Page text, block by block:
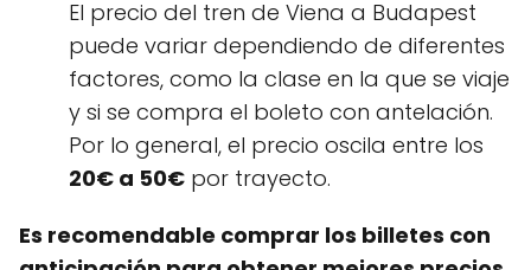
El precio del tren de Viena a Budapest
puede variar dependiendo de diferentes
factores, como la clase en la que se viaje
y si se compra el boleto con antelación.
Por lo general, el precio oscila entre los
20€ a 50€ por trayecto.
Es recomendable comprar los billetes con